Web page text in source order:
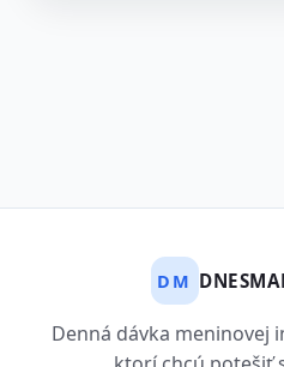
DM
Denná dávka meninovej